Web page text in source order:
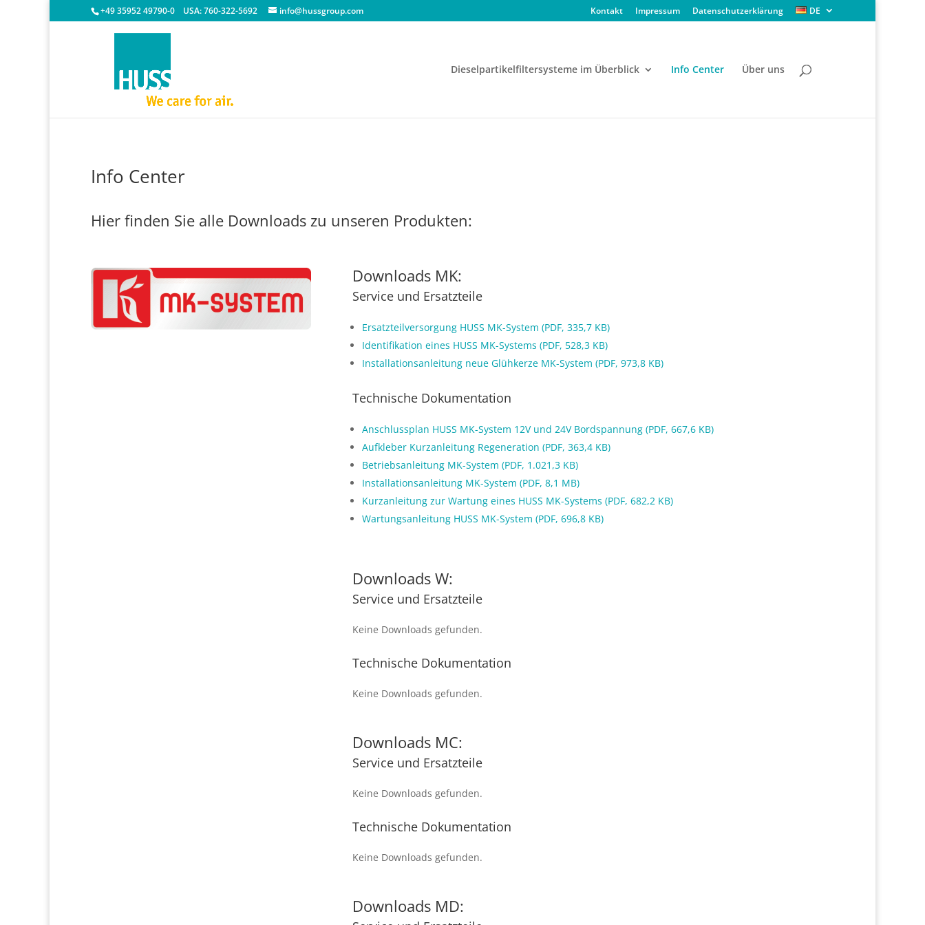
+49 35952 49790-0 USA:760-322-5692 info@hussgroup.com Kontakt Impressum Datenschutzerklärung DE
Dieselpartikelfiltersysteme im Überblick Info Center Über uns
Info Center
Hier finden Sie alle Downloads zu unseren Produkten:
Downloads MK:
Service und Ersatzteile
Ersatzteilversorgung HUSS MK-System (PDF, 335,7 KB)
Identifikation eines HUSS MK-Systems (PDF, 528,3 KB)
Installationsanleitung neue Glühkerze MK-System (PDF, 973,8 KB)
Technische Dokumentation
Anschlussplan HUSS MK-System 12V und 24V Bordspannung (PDF, 667,6 KB)
Aufkleber Kurzanleitung Regeneration (PDF, 363,4 KB)
Betriebsanleitung MK-System (PDF, 1.021,3 KB)
Installationsanleitung MK-System (PDF, 8,1 MB)
Kurzanleitung zur Wartung eines HUSS MK-Systems (PDF, 682,2 KB)
Wartungsanleitung HUSS MK-System (PDF, 696,8 KB)
Downloads W:
Service und Ersatzteile
Keine Downloads gefunden.
Technische Dokumentation
Keine Downloads gefunden.
Downloads MC:
Service und Ersatzteile
Keine Downloads gefunden.
Technische Dokumentation
Keine Downloads gefunden.
Downloads MD: